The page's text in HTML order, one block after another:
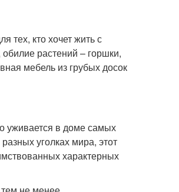
тех, кто хочет жить с
растений – горшки,
мебель из грубых досок
уживается в доме самых
уголках мира, этот
характерных